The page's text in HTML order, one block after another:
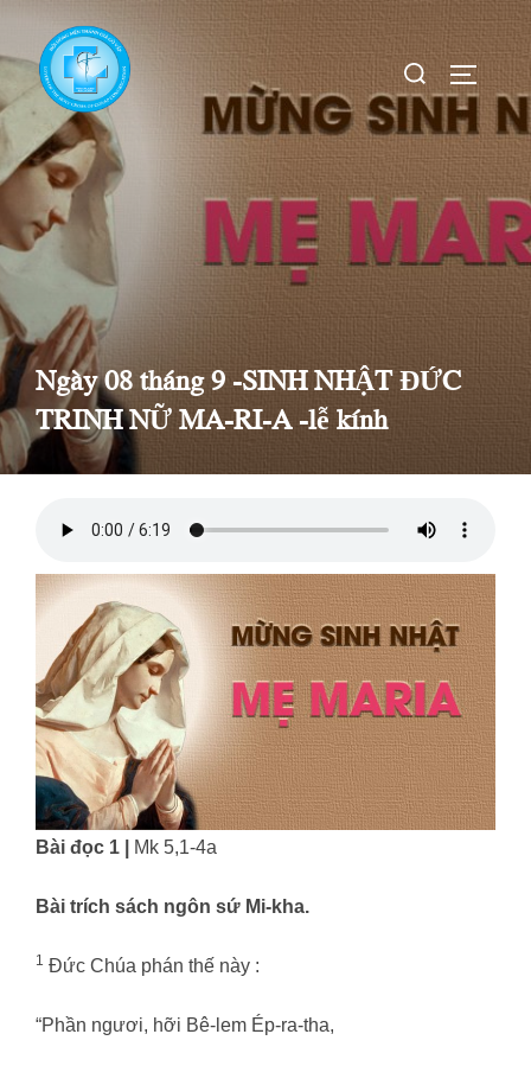
content
Search
for:
Ngày 08 tháng 9 -SINH NHẬT ĐỨC
TRINH NỮ MA-RI-A -lễ kính
Bài đọc 1 | Mk 5,1-4a
Bài trích sách ngôn sứ Mi-kha.
1 Đức Chúa phán thế này :
“Phần ngươi, hỡi Bê-lem Ép-ra-tha,